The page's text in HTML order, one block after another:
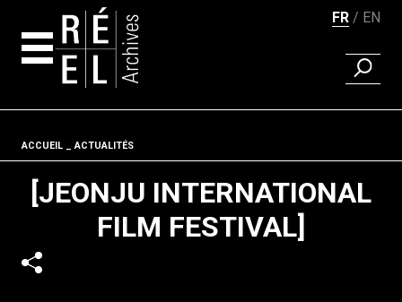
FR EN
Fil d'ariane
ACCUEIL ACTUALITÉS
[JEONJU INTERNATIONAL
FILM FESTIVAL]